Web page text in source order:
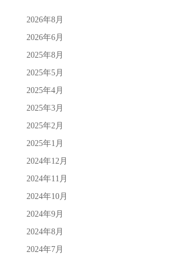
2026年8月
2026年6月
2025年8月
2025年5月
2025年4月
2025年3月
2025年2月
2025年1月
2024年12月
2024年11月
2024年10月
2024年9月
2024年8月
2024年7月